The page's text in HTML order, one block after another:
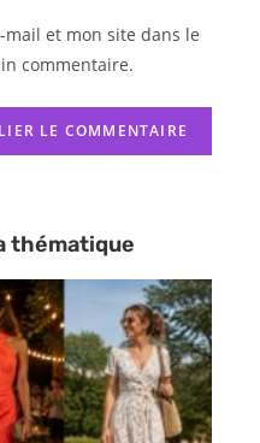
et mon site dans le
commentaire.
thématique